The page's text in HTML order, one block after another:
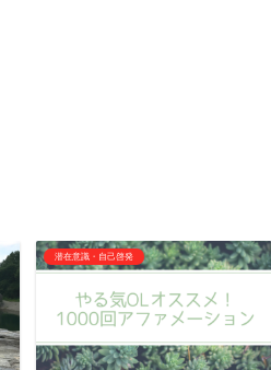
バストケア